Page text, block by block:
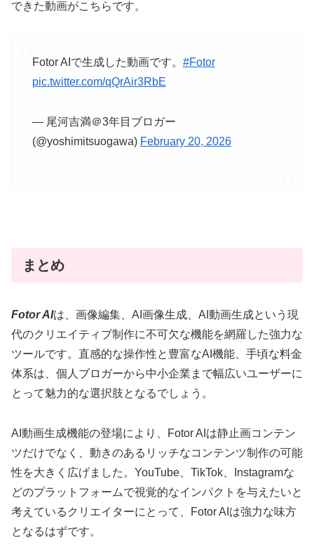
できた動画がこちらです。
Fotor AIで生成した動画です。 #Fotor
pic.twitter.com/qQrAir3RbE
— 尾河吉満＠3年目ブロガー
(@yoshimitsuogawa) February 20, 2026
まとめ
Fotor AIは、画像編集、AI画像生成、AI動画生成という現
代のクリエイティブ制作に不可欠な機能を網羅した強力な
ツールです。直感的な操作性と豊富なAI機能、手頃な料金
体系は、個人ブロガーから中小企業まで幅広いユーザーに
とって魅力的な選択肢となるでしょう。
AI動画生成機能の登場により、Fotor AIは静止画コンテン
ツだけでなく、動きのあるリッチなコンテンツ制作の可能
性を大きく広げました。YouTube、TikTok、Instagramな
どのプラットフォームで視覚的なインパクトを与えたいと
考えているクリエイターにとって、Fotor AIは強力な味方
となるはずです。